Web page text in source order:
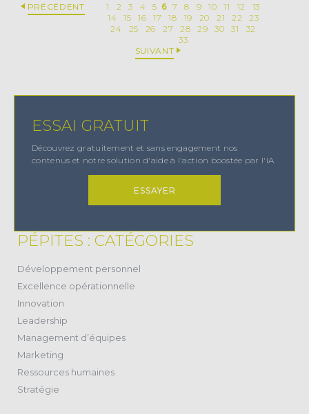
PRÉCÉDENT 1 2 3 4 5 6 7 8 9 10 11 12
13
14
15 16 17 18 19 20 21 22
23
24
25 26 27 28 29 30 31
32
33
SUIVANT
ESSAI GRATUIT
Découvrez gratuitement et sans engagement nos
contenus et notre solution d'aide à l'action boostée par l'IA
ESSAYER
PÉPITES : CATÉGORIES
Développement personnel
Excellence opérationnelle
Innovation
Leadership
Management d’équipes(28)
Marketing
Ressources humaines(24)
Stratégie